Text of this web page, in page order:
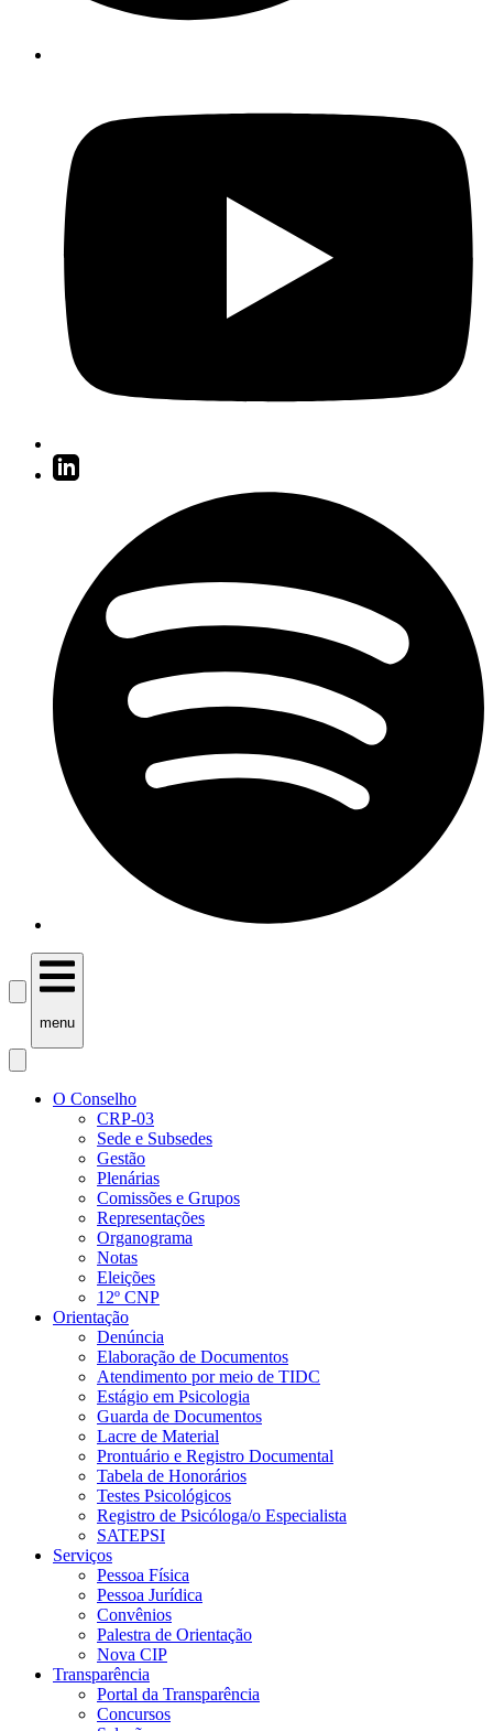
menu
O Conselho
CRP-03
Sede e Subsedes
Gestão
Plenárias
Comissões e Grupos
Representações
Organograma
Notas
Eleições
12º CNP
Orientação
Denúncia
Elaboração de Documentos
Atendimento por meio de TIDC
Estágio em Psicologia
Guarda de Documentos
Lacre de Material
Prontuário e Registro Documental
Tabela de Honorários
Testes Psicológicos
Registro de Psicóloga/o Especialista
SATEPSI
Serviços
Pessoa Física
Pessoa Jurídica
Convênios
Palestra de Orientação
Nova CIP
Transparência
Portal da Transparência
Concursos